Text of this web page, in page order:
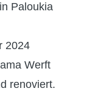
Paloukia
2024
Werft
renoviert.